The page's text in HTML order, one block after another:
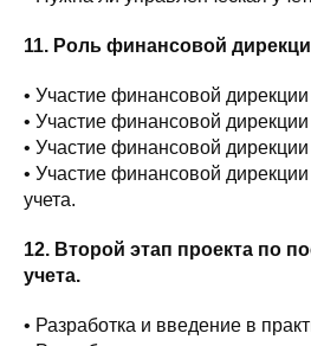
11. Роль финансовой
• Участие финансовой
• Участие финансовой
• Участие финансовой
• Участие финансовой
учета.
12. Второй этап проекта по
учета.
• Разработка и введение в